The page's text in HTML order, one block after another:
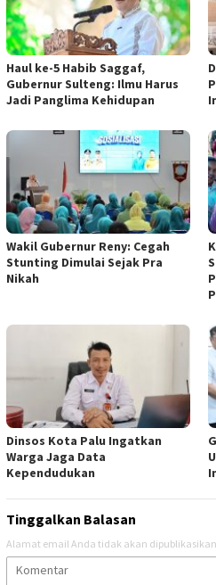
Haul ke-5 Habib Saggaf,
Gubernur Sulteng: Ilmu Harus
Jadi Panglima Kehidupan
Wakil Gubernur Reny: Cegah
Stunting Dimulai Sejak Pra
Nikah
Dinsos Kota Palu Ingatkan
Warga Jaga Data
Kependudukan
Tinggalkan Balasan
Alamat email Anda tidak akan